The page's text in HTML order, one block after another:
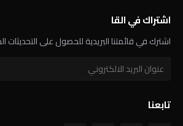
اشتراك في القا
اشترك في قائمتنا البريدية للحصول على التحديثات
تابعنا